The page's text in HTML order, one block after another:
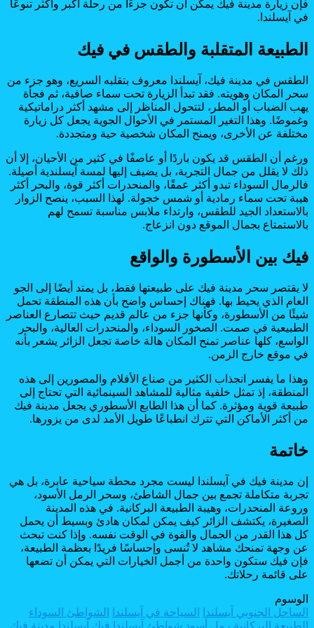
فإن زيارة مدينة فيك يمكن أن تكون جزءًا من رحلة أكبر وأكثر تنوعًا
في آيسلندا.
الطبيعة المتقلبة والطقس في فيك
الطقس في مدينة فيك، آيسلندا معروف بتقلبه السريع، وهو جزء من
سحر المكان وهويته. فقد تبدأ الزيارة تحت سماء صافية، ثم فجأة
يهب الضباب أو المطر، لتتحول المناظر إلى مشهد أكثر دراماتيكية
وغموضًا. وهذا التغير المستمر في الأحوال الجوية يجعل كل زيارة
مختلفة عن الأخرى، ويمنح المكان شخصية حية ومتجددة.
ورغم أن الطقس قد يكون باردًا أو عاصفًا في كثير من الأحيان، إلا أن
ذلك لا يقلل من جمال التجربة، بل يضيف إليها لمسة آيسلندية أصيلة.
فالرمال السوداء تبدو أكثر عمقًا، والمنحدرات أكثر قوة، والبحر أكثر
هيبة تحت سماء رمادية أو شمس خجولة. لهذا السبب، ينصح الزوار
بالاستعداد الجيد للطقس، وارتداء ملابس مناسبة تسمح لهم
بالاستمتاع بجمال الموقع دون انزعاج.
فيك بين الأسطورة والواقع
لا يقتصر سحر مدينة فيك على طبيعتها فقط، بل يمتد أيضًا إلى الجو
العام الذي يحيط بها. فهناك إحساس واضح بأن هذه المنطقة تحمل
شيئًا من الأسطورة، وكأنها جزء من عالم قديم حيث تتصارع العناصر
الطبيعية في صمت. الصخور السوداء، والمنحدرات العالية، والبحر
الواسع، كلها عناصر تمنح المكان هالة خاصة تجعل الزائر يشعر بأنه
في موقع خارج الزمن.
وهذا ما يفسر انجذاب الكثير من صناع الأفلام والمصورين إلى هذه
المنطقة، إذ تمثل خلفية مثالية للمشاهد السينمائية التي تحتاج إلى
طبيعة قوية ومؤثرة. كما أن هذا الطابع الأسطوري يجعل مدينة فيك
من أكثر الأماكن التي تترك انطباعًا طويل الأمد لدى من يزورها.
خاتمة
إن مدينة فيك في آيسلندا ليست مجرد محطة سياحية عابرة، بل هي
تجربة متكاملة تجمع بين جمال الشاطئ، وسحر الرمل الأسود،
وروعة المنحدرات، وهيبة الطبيعة البركانية. في هذه المدينة
الصغيرة، يكتشف الزائر كيف يمكن لمكان هادئ وبسيط أن يحمل
كل هذا القدر من الجمال والقوة في الوقت نفسه. وإذا كنت تبحث
عن وجهة تمنحك مشاهد لا تُنسى وإحساسًا فريدًا بعظمة الطبيعة،
فإن فيك ستكون واحدة من أجمل الخيارات التي يمكن أن تضعها
على قائمة رحلاتك.
الوسوم
الساحل الجنوبي آيسلندا
السياحة في آيسلندا
الشواطئ السوداء